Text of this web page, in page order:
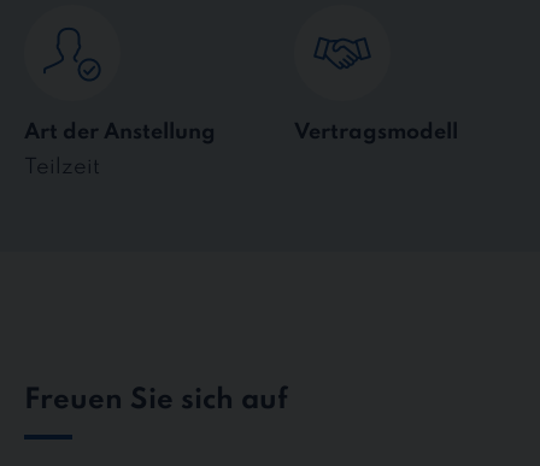
Art der Anstellung
Teilzeit
Vertragsmodell
Freuen Sie sich auf